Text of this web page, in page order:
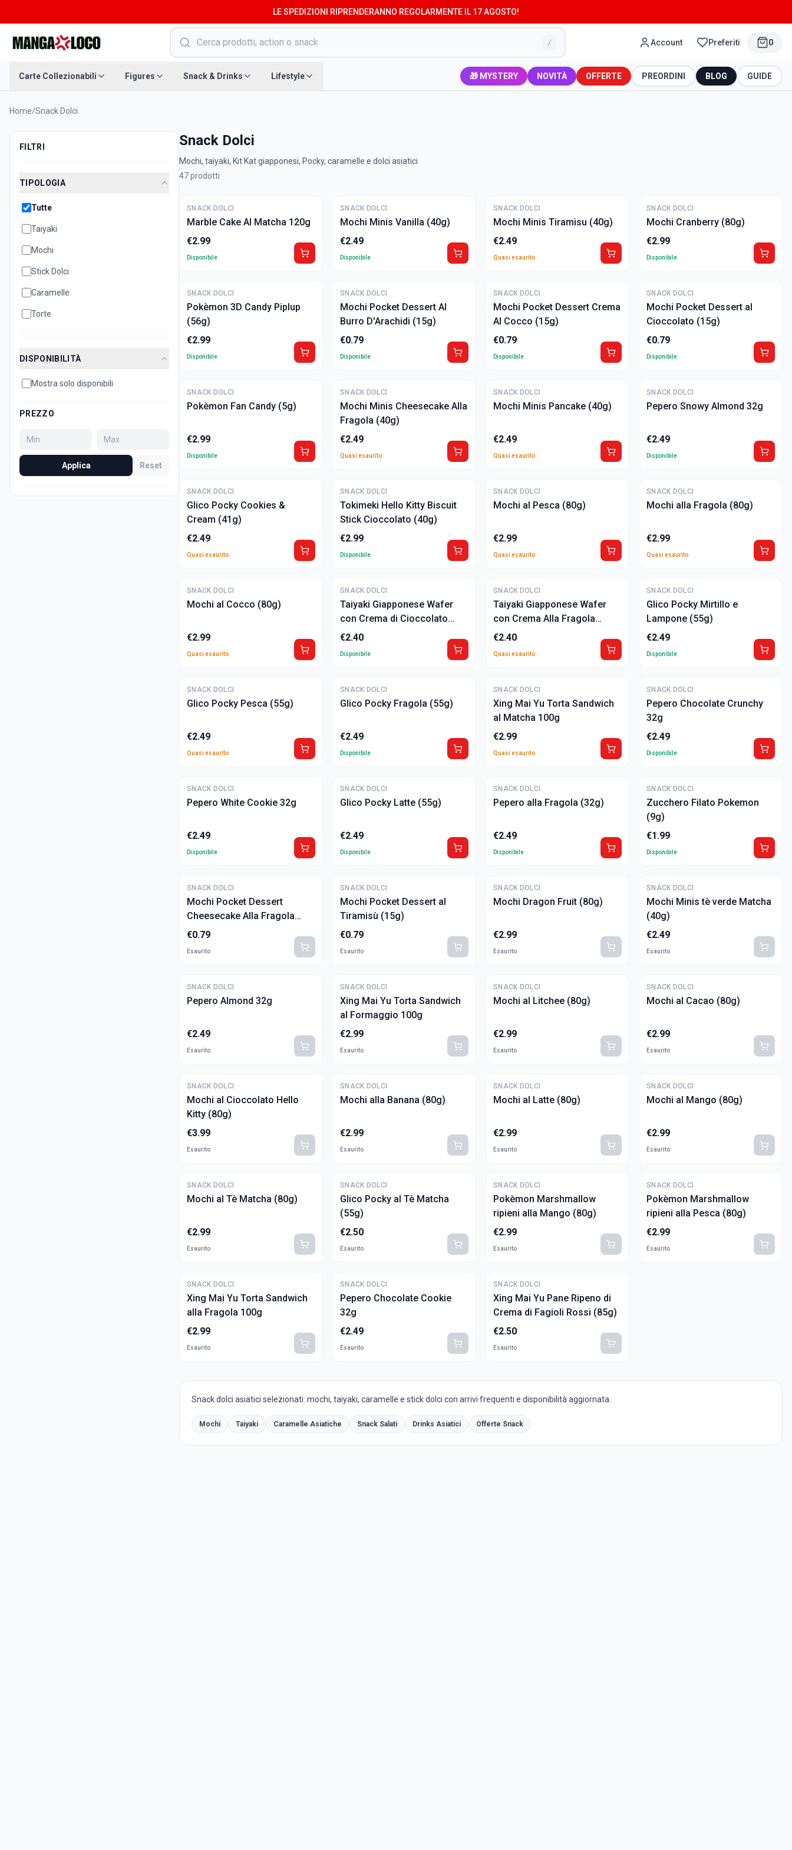
LE SPEDIZIONI RIPRENDERANNO REGOLARMENTE IL 17 AGOSTO!
/ Account Preferiti 0
Carte Collezionabili Figures Snack & Drinks Lifestyle 🎁 MYSTERY NOVITÀ OFFERTE PREORDINI BLOG GUIDE
Home/Snack Dolci
FILTRI
TIPOLOGIA
Tutte
Taiyaki
Mochi
Stick Dolci
Caramelle
Torte
DISPONIBILITÀ
Mostra solo disponibili
PREZZO
Applica Reset
Snack Dolci
Mochi, taiyaki, Kit Kat giapponesi, Pocky, caramelle e dolci asiatici
47prodotti
SNACK DOLCI
Marble Cake Al Matcha 120g
€2.99
Disponibile
SNACK DOLCI
Mochi Minis Vanilla (40g)
€2.49
Disponibile
ULTIME
SNACK DOLCI
Mochi Minis Tiramisu (40g)
€2.49
Quasi esaurito
SNACK DOLCI
Mochi Cranberry (80g)
€2.99
Disponibile
SNACK DOLCI
Pokèmon 3D Candy Piplup
(56g)
€2.99
Disponibile
SNACK DOLCI
Mochi Pocket Dessert Al
Burro D'Arachidi (15g)
€0.79
Disponibile
SNACK DOLCI
Mochi Pocket Dessert Crema
Al Cocco (15g)
€0.79
Disponibile
SNACK DOLCI
Mochi Pocket Dessert al
Cioccolato (15g)
€0.79
Disponibile
SNACK DOLCI
Pokèmon Fan Candy (5g)
€2.99
Disponibile
ULTIME
SNACK DOLCI
Mochi Minis Cheesecake Alla
Fragola (40g)
€2.49
Quasi esaurito
ULTIME
SNACK DOLCI
Mochi Minis Pancake (40g)
€2.49
Quasi esaurito
SNACK DOLCI
Pepero Snowy Almond 32g
€2.49
Disponibile
ULTIME
SNACK DOLCI
Glico Pocky Cookies &
Cream (41g)
€2.49
Quasi esaurito
SNACK DOLCI
Tokimeki Hello Kitty Biscuit
Stick Cioccolato (40g)
€2.99
Disponibile
ULTIME
SNACK DOLCI
Mochi al Pesca (80g)
€2.99
Quasi esaurito
ULTIME
SNACK DOLCI
Mochi alla Fragola (80g)
€2.99
Quasi esaurito
ULTIME
SNACK DOLCI
Mochi al Cocco (80g)
€2.99
Quasi esaurito
SNACK DOLCI
Taiyaki Giapponese Wafer
con Crema di Cioccolato
(16,5g)
€2.40
Disponibile
ULTIME
SNACK DOLCI
Taiyaki Giapponese Wafer
con Crema Alla Fragola
(16,5g)
€2.40
Quasi esaurito
SNACK DOLCI
Glico Pocky Mirtillo e
Lampone (55g)
€2.49
Disponibile
ULTIME
SNACK DOLCI
Glico Pocky Pesca (55g)
€2.49
Quasi esaurito
SNACK DOLCI
Glico Pocky Fragola (55g)
€2.49
Disponibile
ULTIME
SNACK DOLCI
Xing Mai Yu Torta Sandwich
al Matcha 100g
€2.99
Quasi esaurito
SNACK DOLCI
Pepero Chocolate Crunchy
32g
€2.49
Disponibile
SNACK DOLCI
Pepero White Cookie 32g
€2.49
Disponibile
SNACK DOLCI
Glico Pocky Latte (55g)
€2.49
Disponibile
SNACK DOLCI
Pepero alla Fragola (32g)
€2.49
Disponibile
SNACK DOLCI
Zucchero Filato Pokemon
(9g)
€1.99
Disponibile
SNACK DOLCI
Mochi Pocket Dessert
Cheesecake Alla Fragola
(15g)
€0.79
Esaurito
SNACK DOLCI
Mochi Pocket Dessert al
Tiramisù (15g)
€0.79
Esaurito
SNACK DOLCI
Mochi Dragon Fruit (80g)
€2.99
Esaurito
SNACK DOLCI
Mochi Minis tè verde Matcha
(40g)
€2.49
Esaurito
SNACK DOLCI
Pepero Almond 32g
€2.49
Esaurito
SNACK DOLCI
Xing Mai Yu Torta Sandwich
al Formaggio 100g
€2.99
Esaurito
SNACK DOLCI
Mochi al Litchee (80g)
€2.99
Esaurito
SNACK DOLCI
Mochi al Cacao (80g)
€2.99
Esaurito
SNACK DOLCI
Mochi al Cioccolato Hello
Kitty (80g)
€3.99
Esaurito
SNACK DOLCI
Mochi alla Banana (80g)
€2.99
Esaurito
SNACK DOLCI
Mochi al Latte (80g)
€2.99
Esaurito
SNACK DOLCI
Mochi al Mango (80g)
€2.99
Esaurito
SNACK DOLCI
Mochi al Tè Matcha (80g)
€2.99
Esaurito
SNACK DOLCI
Glico Pocky al Tè Matcha
(55g)
€2.50
Esaurito
SNACK DOLCI
Pokèmon Marshmallow
ripieni alla Mango (80g)
€2.99
Esaurito
SNACK DOLCI
Pokèmon Marshmallow
ripieni alla Pesca (80g)
€2.99
Esaurito
SNACK DOLCI
Xing Mai Yu Torta Sandwich
alla Fragola 100g
€2.99
Esaurito
SNACK DOLCI
Pepero Chocolate Cookie
32g
€2.49
Esaurito
SNACK DOLCI
Xing Mai Yu Pane Ripeno di
Crema di Fagioli Rossi (85g)
€2.50
Esaurito
Snack dolci asiatici selezionati: mochi, taiyaki, caramelle e stick dolci con arrivi frequenti e disponibilità aggiornata.
Mochi Taiyaki Caramelle Asiatiche Snack Salati Drinks Asiatici Offerte Snack